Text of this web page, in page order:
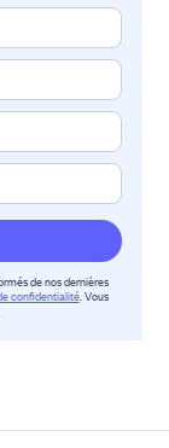
de nos dernières
confidentialité. Vous